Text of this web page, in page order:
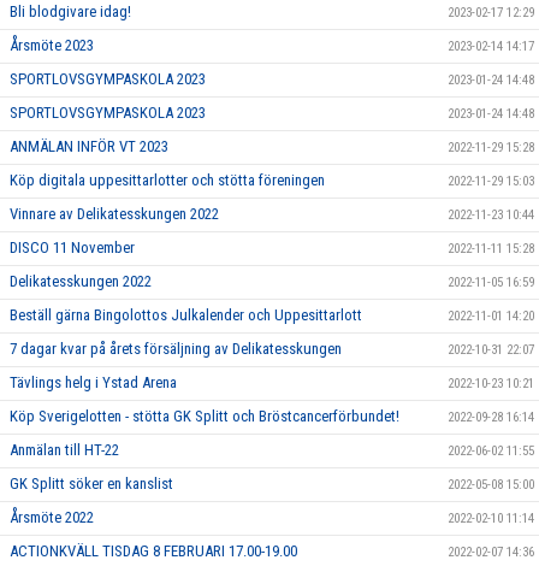
Bli blodgivare idag! 2023-02-17 12:29
Årsmöte 2023 2023-02-14 14:17
SPORTLOVSGYMPASKOLA 2023 2023-01-24 14:48
SPORTLOVSGYMPASKOLA 2023 2023-01-24 14:48
ANMÄLAN INFÖR VT 2023 2022-11-29 15:28
Köp digitala uppesittarlotter och stötta föreningen 2022-11-29 15:03
Vinnare av Delikatesskungen 2022 2022-11-23 10:44
DISCO 11 November 2022-11-11 15:28
Delikatesskungen 2022 2022-11-05 16:59
Beställ gärna Bingolottos Julkalender och Uppesittarlott 2022-11-01 14:20
7 dagar kvar på årets försäljning av Delikatesskungen 2022-10-31 22:07
Tävlings helg i Ystad Arena 2022-10-23 10:21
Köp Sverigelotten - stötta GK Splitt och Bröstcancerförbundet! 2022-09-28 16:14
Anmälan till HT-22 2022-06-02 11:55
GK Splitt söker en kanslist 2022-05-08 15:00
Årsmöte 2022 2022-02-10 11:14
ACTIONKVÄLL TISDAG 8 FEBRUARI 17.00-19.00 2022-02-07 14:36